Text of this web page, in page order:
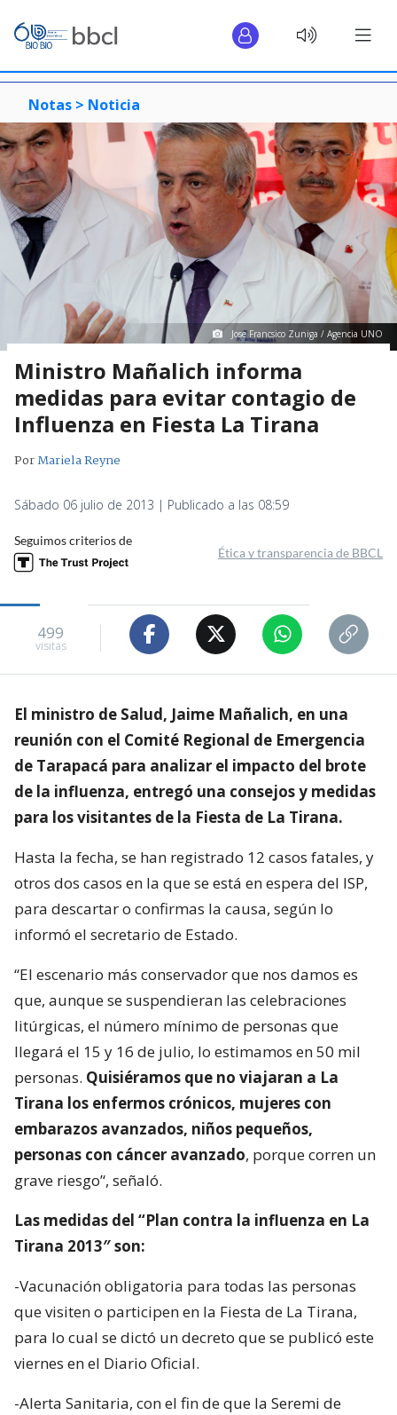
Notas > Noticia
Jose Francsico Zuniga / Agencia UNO
Ministro Mañalich informa
medidas para evitar contagio de
Influenza en Fiesta La Tirana
PorMariela Reyne
Sábado 06 julio de 2013 | Publicado a las 08:59
Seguimos criterios de
Ética y transparencia de BBCL
499
visitas
El ministro de Salud, Jaime Mañalich, en una
reunión con el Comité Regional de Emergencia
de Tarapacá para analizar el impacto del brote
de la influenza, entregó una consejos y medidas
para los visitantes de la Fiesta de La Tirana.
Hasta la fecha, se han registrado 12 casos fatales, y
otros dos casos en la que se está en espera del ISP,
para descartar o confirmas la causa, según lo
informó el secretario de Estado.
‘‘El escenario más conservador que nos damos es
que, aunque se suspendieran las celebraciones
litúrgicas, el número mínimo de personas que
llegará el 15 y 16 de julio, lo estimamos en 50 mil
personas. Quisiéramos que no viajaran a La
Tirana los enfermos crónicos, mujeres con
embarazos avanzados, niños pequeños,
personas con cáncer avanzado, porque corren un
grave riesgo’‘, señaló.
Las medidas del “Plan contra la influenza en La
Tirana 2013″ son:
-Vacunación obligatoria para todas las personas
que visiten o participen en la Fiesta de La Tirana,
para lo cual se dictó un decreto que se publicó este
viernes en el Diario Oficial.
-Alerta Sanitaria, con el fin de que la Seremi de